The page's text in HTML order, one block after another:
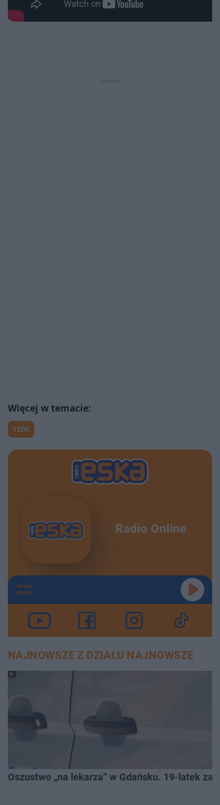
TEDE
Radio Online
TERAZ
GRAMY
NAJNOWSZE Z DZIAŁU NAJNOWSZE
Oszustwo „na lekarza” w Gdańsku. 19-latek